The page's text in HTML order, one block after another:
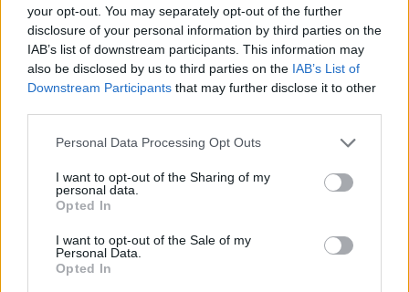
your opt-out. You may separately opt-out of the further
disclosure of your personal information by third parties on the
IAB’s list of downstream participants. This information may
also be disclosed by us to third parties on the IAB’s List of
Downstream Participants that may further disclose it to other
Please note that this website/app uses one or more Google
not limited to your visit or usage behaviour. You may click to
grant or deny consent to Google and its third-party tags to
use your data for below specified purposes in below Google
consent section.
Personal Data Processing Opt Outs
I want to opt-out of the Sharing of my
personal data.
Opted In
I want to opt-out of the Sale of my
Personal Data.
Opted In
követi, […]
2024.11.23 13:54
KAPCSOLÓDÓ HÍREK